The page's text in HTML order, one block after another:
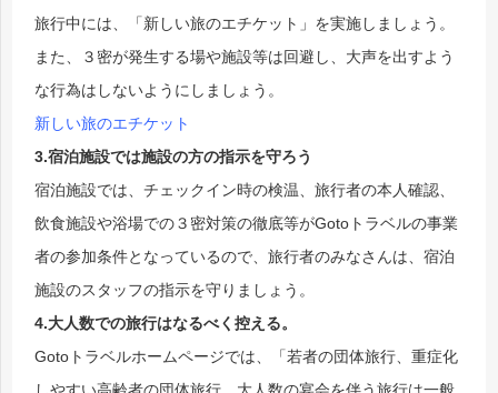
旅行中には、「新しい旅のエチケット」を実施しましょう。
また、３密が発生する場や施設等は回避し、大声を出すよう
な行為はしないようにしましょう。
新しい旅のエチケット
3.宿泊施設では施設の方の指示を守ろう
宿泊施設では、チェックイン時の検温、旅行者の本人確認、
飲食施設や浴場での３密対策の徹底等がGotoトラベルの事業
者の参加条件となっているので、旅行者のみなさんは、宿泊
施設のスタッフの指示を守りましょう。
4.大人数での旅行はなるべく控える。
Gotoトラベルホームページでは、「若者の団体旅行、重症化
しやすい高齢者の団体旅行、大人数の宴会を伴う旅行は一般